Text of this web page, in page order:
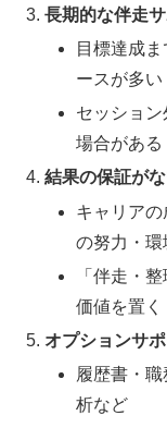
長期的な伴走
目標達成
ースが多い
セッショ
場合がある
結果の保証が
キャリア
の努力・環
「伴走・
価値を置く
オプションサ
履歴書・
析など